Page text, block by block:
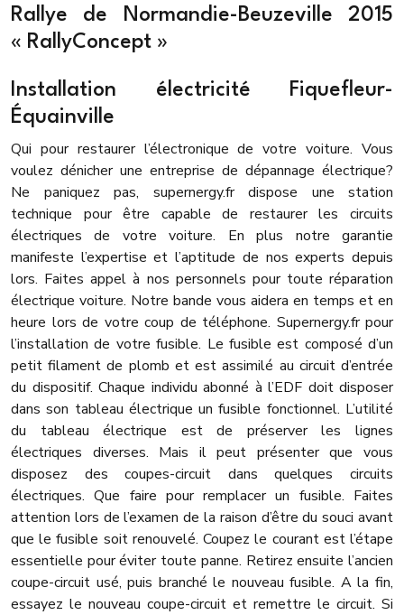
Rallye de Normandie-Beuzeville 2015
« RallyConcept »
Installation électricité Fiquefleur-
Équainville
Qui pour restaurer l’électronique de votre voiture. Vous
voulez dénicher une entreprise de dépannage électrique?
Ne paniquez pas, supernergy.fr dispose une station
technique pour être capable de restaurer les circuits
électriques de votre voiture. En plus notre garantie
manifeste l’expertise et l’aptitude de nos experts depuis
lors. Faites appel à nos personnels pour toute réparation
électrique voiture. Notre bande vous aidera en temps et en
heure lors de votre coup de téléphone. Supernergy.fr pour
l’installation de votre fusible. Le fusible est composé d’un
petit filament de plomb et est assimilé au circuit d’entrée
du dispositif. Chaque individu abonné à l’EDF doit disposer
dans son tableau électrique un fusible fonctionnel. L’utilité
du tableau électrique est de préserver les lignes
électriques diverses. Mais il peut présenter que vous
disposez des coupes-circuit dans quelques circuits
électriques. Que faire pour remplacer un fusible. Faites
attention lors de l’examen de la raison d’être du souci avant
que le fusible soit renouvelé. Coupez le courant est l’étape
essentielle pour éviter toute panne. Retirez ensuite l’ancien
coupe-circuit usé, puis branché le nouveau fusible. A la fin,
essayez le nouveau coupe-circuit et remettre le circuit. Si